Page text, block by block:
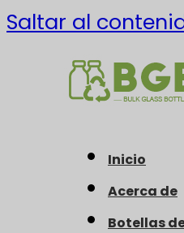
Saltar al
Inicio
Acerca de
Botellas